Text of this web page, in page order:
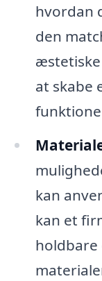
hvordan
den
at skabe
kan
kan et
holdbare